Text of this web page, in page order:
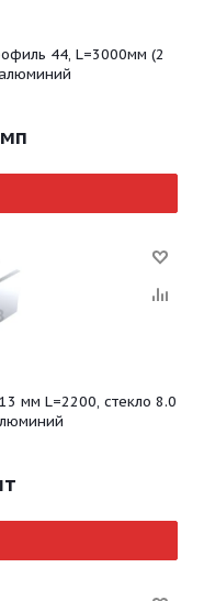
44, L=3000мм (2
мм L=2200, стекло 8.0